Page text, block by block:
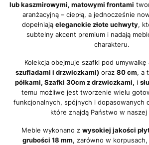
lub kaszmirowymi, matowymi frontami
aranżacyjną – ciepłą, a jednocześnie
dopełniają eleganckie złote uchwyty,
subtelny akcent premium i nadają
charakteru.
Kolekcja obejmuje szafki pod umywalkę
szufladami i drzwiczkami) oraz 80 cm, a
półkami, Szafki 30cm z drzwiczkami, i
temu możliwe jest tworzenie wielu
funkcjonalnych, spójnych i dopasowanych
które znajdą Państwo w
Meble wykonano z wysokiej jakości
grubości 18 mm, zarówno w